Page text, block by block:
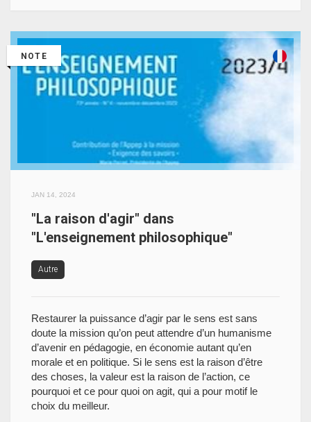
NOTE
JAN 14, 2024
"La raison d'agir" dans
"L'enseignement philosophique"
Autre
Restaurer la puissance d’agir par le sens est sans
doute la mission qu’on peut attendre d’un humanisme
d’avenir en pédagogie, en économie autant qu’en
morale et en politique. Si le sens est la raison d’être
des choses, la valeur est la raison de l’action, ce
pourquoi et ce pour quoi on agit, qui a pour motif le
choix du meilleur.